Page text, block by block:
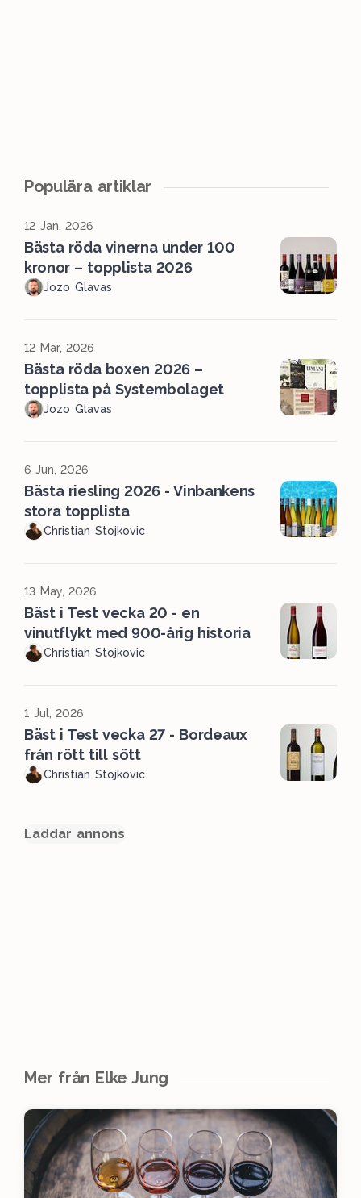
Populära artiklar
12 Jan, 2026
Bästa röda vinerna under 100
kronor – topplista 2026
Jozo Glavas
12 Mar, 2026
Bästa röda boxen 2026 –
topplista på Systembolaget
Jozo Glavas
6 Jun, 2026
Bästa riesling 2026 - Vinbankens
stora topplista
Christian Stojkovic
13 May, 2026
Bäst i Test vecka 20 - en
vinutflykt med 900-årig historia
Christian Stojkovic
1 Jul, 2026
Bäst i Test vecka 27 - Bordeaux
från rött till sött
Christian Stojkovic
Laddar annons
Mer från Elke Jung